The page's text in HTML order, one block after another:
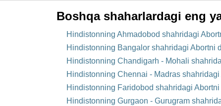
Boshqa shaharlardagi eng
Hindistonning Ahmadobod shahridagi
Hindistonning Bangalor shahridagi Abortni
Hindistonning Chandigarh - Mohali
Hindistonning Chennai - Madras
Hindistonning Faridobod shahridagi
Hindistonning Gurgaon - Gurugram